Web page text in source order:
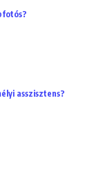
asszisztens?